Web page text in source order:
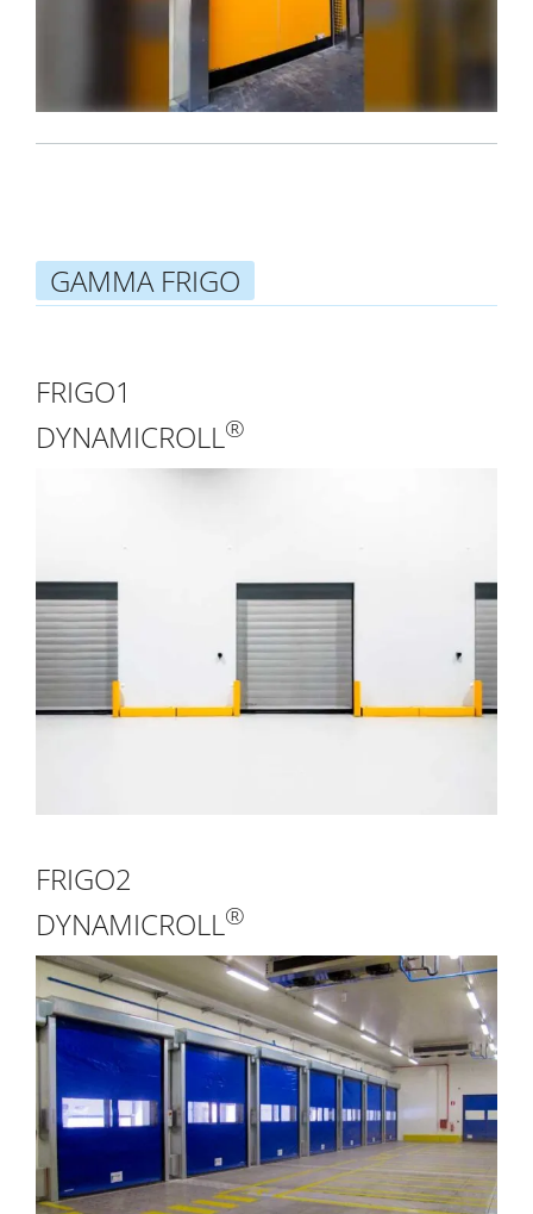
GAMMA FRIGO
FRIGO1
DYNAMICROLL®
FRIGO2
DYNAMICROLL®